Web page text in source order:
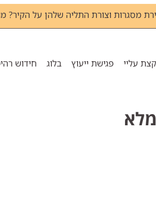
מסגרות וצורת התליה שלהן על הקיר? מוזמנים
קצת עליי פגישת ייעוץ בלוג חידוש